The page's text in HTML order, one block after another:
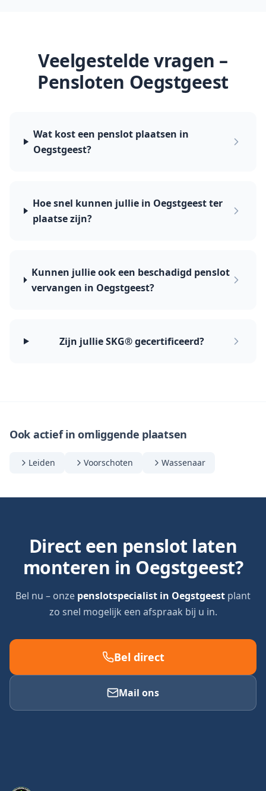
Veelgestelde vragen –
Pensloten Oegstgeest
Wat kost een penslot plaatsen in
Oegstgeest?
Hoe snel kunnen jullie in Oegstgeest ter
plaatse zijn?
Kunnen jullie ook een beschadigd penslot
vervangen in Oegstgeest?
Zijn jullie SKG® gecertificeerd?
Ook actief in omliggende plaatsen
Leiden Voorschoten Wassenaar
Direct een penslot laten
monteren in Oegstgeest?
Bel nu – onze penslotspecialist in Oegstgeest plant
zo snel mogelijk een afspraak bij u in.
Bel direct
Mail ons